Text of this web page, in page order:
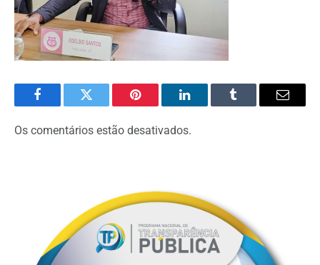
FacebookTwitter Pinterest O
LinkedIn
Tumblr
E-
Os comentários estão desativados.